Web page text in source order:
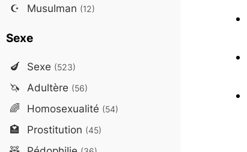
☪️ Musulman (12)
Sexe
🍆 Sexe (523)
🦄 Adultère (56)
🌈 Homosexualité (54)
🏩 Prostitution (45)